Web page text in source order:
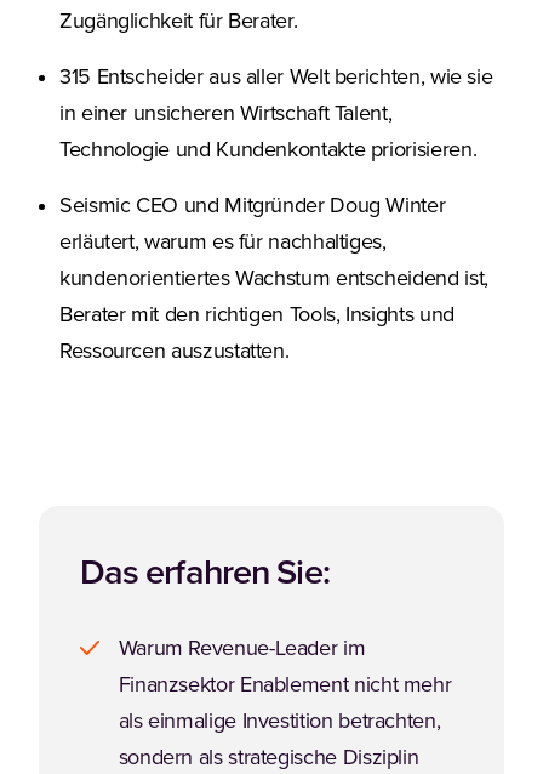
Zugänglichkeit für Berater.
315 Entscheider aus aller Welt berichten, wie sie
in einer unsicheren Wirtschaft Talent,
Technologie und Kundenkontakte priorisieren.
Seismic CEO und Mitgründer Doug Winter
erläutert, warum es für nachhaltiges,
kundenorientiertes Wachstum entscheidend ist,
Berater mit den richtigen Tools, Insights und
Ressourcen auszustatten.
Das erfahren Sie:
Warum Revenue-Leader im
Finanzsektor Enablement nicht mehr
als einmalige Investition betrachten,
sondern als strategische Disziplin